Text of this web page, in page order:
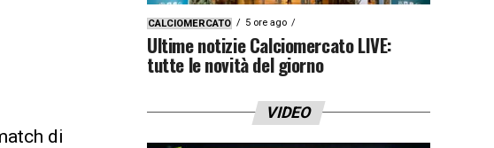
di
CALCIOMERCATO 5 ore ago
Ultime notizie Calciomercato LIVE:
tutte le novità del giorno
VIDEO